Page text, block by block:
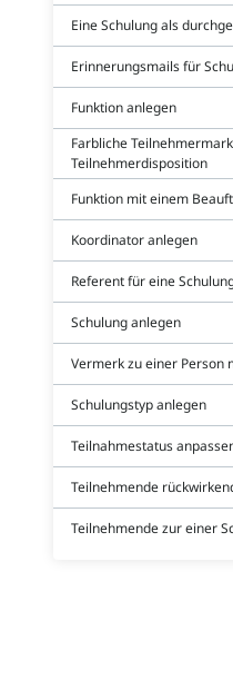
Eine Schulung als
Erinnerungsmails für
Funktion anlegen
Farbliche
Teilnehmerdisposition
Funktion mit einem
Koordinator anlegen
Referent für eine
Schulung anlegen
Vermerk zu einer Person
Schulungstyp anlegen
Teilnahmestatus
Teilnehmende
Teilnehmende zur einer